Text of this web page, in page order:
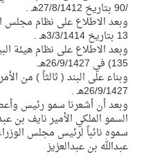
/90 بتاريخ 27/8/1412هـ .
وبعد الاطلاع على نظام مجلس
13 بتاريخ 3/3/1414هـ .
وبعد الاطلاع على نظام هيئة
135) في 26/9/1427هـ.
26/9/1427هـ .
وبعد أن أشعرنا سمو رئيس
السمو الملكي الأمير نايف بن
سموه نائباً لرئيس مجلس
عبدالله بن عبدالعزيز